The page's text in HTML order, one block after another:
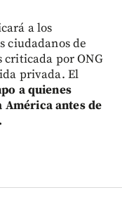
a los
ciudadanos de
criticada por ONG
privada. El
a quienes
antes de